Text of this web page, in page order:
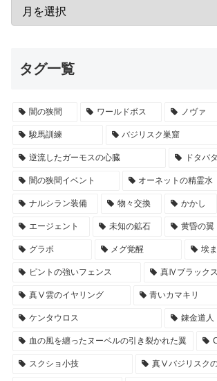
タグ一覧
闇の狭間 ワールドボス ノヴァ
駿馬訓練 バジリスク巣窟
逆流したガーモスの心臓 ドタバ
闇の狭間イベント オーネットの精霊水
ナルシラン装備 物々交換 かかし
エージェント 未知の鉱石 黄昏の翼
グラボ メグ覚醒 埃
ピントの強いフェンス 真Ⅳブラック
真Ⅴ雲のイヤリング 青いカマキリ
ケンタウロス 錬金道人
血の風を纏ったヌーベルの引き裂かれた翼
スクショ小技 真Ⅴバジリスク